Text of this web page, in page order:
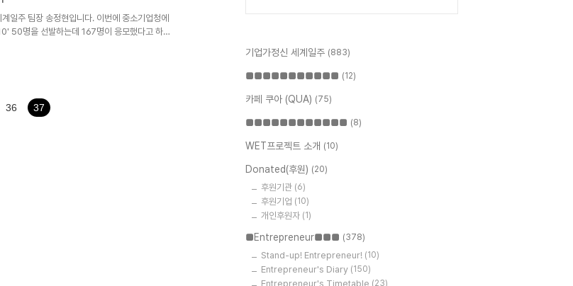
일주 팀장 송정현입니다. 이번에 중소기업청에
50명을 선발하는데 167명이 응모했다고 하는
, 스탭으로 참여를 하고 다른 친구들에게 기회
36 37
기업가정신 세계일주 (883)
■■■■■■■■■■■ (12)
카페 쿠아 (QUA) (75)
■■■■■■■■■■■■ (8)
WET프로젝트 소개 (10)
Donated(후원) (20)
후원기관 (6)
후원기업 (10)
개인후원자 (1)
■Entrepreneur■■■ (378)
Stand-up! Entrepreneur! (10)
Entrepreneur's Diary (150)
Entrepreneur's Timetable (23)